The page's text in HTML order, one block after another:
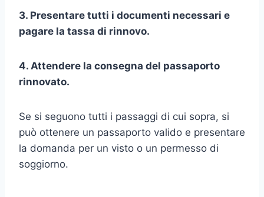
3. Presentare tutti i documenti necessari e
pagare la tassa di rinnovo.
4. Attendere la consegna del passaporto
rinnovato.
Se si seguono tutti i passaggi di cui sopra, si
può ottenere un passaporto valido e presentare
la domanda per un visto o un permesso di
soggiorno.